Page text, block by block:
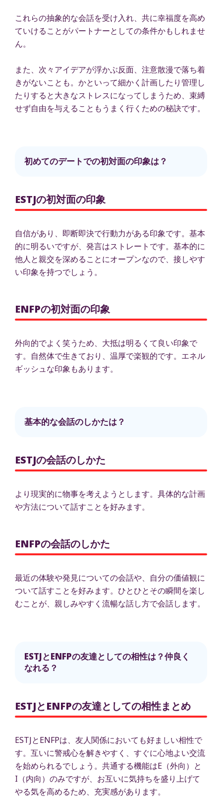
これらの抽象的な会話を受け入れ、共に幸福度を高め
ていけることがパートナーとしての条件かもしれませ
ん。
また、次々アイデアが浮かぶ反面、注意散漫で落ち着
きがないことも。かといって細かく計画したり管理し
たりすると大きなストレスになってしまうため、束縛
せず自由を与えることもうまく行くための秘訣です。
初めてのデートでの初対面の印象は？
ESTJの初対面の印象
自信があり、即断即決で行動力がある印象です。基本
的に明るいですが、発言はストレートです。基本的に
他人と親交を深めることにオープンなので、接しやす
い印象を持つでしょう。
ENFPの初対面の印象
外向的でよく笑うため、大抵は明るくて良い印象で
す。自然体で生きており、温厚で楽観的です。エネル
ギッシュな印象もあります。
基本的な会話のしかたは？
ESTJの会話のしかた
より現実的に物事を考えようとします。具体的な計画
や方法について話すことを好みます。
ENFPの会話のしかた
最近の体験や発見についての会話や、自分の価値観に
ついて話すことを好みます。ひとひとその瞬間を楽し
むことが、親しみやすく流暢な話し方で会話します。
ESTJとENFPの友達としての相性は？仲良く
なれる？
ESTJとENFPの友達としての相性まとめ
ESTJとENFPは、友人関係においても好ましい相性で
す。互いに警戒心を解きやすく、すぐに心地よい交流
を始められるでしょう。共通する機能はE（外向）と
I（内向）のみですが、お互いに気持ちを盛り上げて
やる気を高めるため、充実感があります。